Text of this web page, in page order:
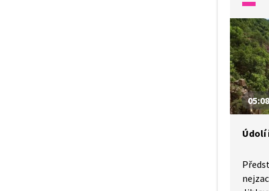
se
a
za
sem.
05:08
Údolí